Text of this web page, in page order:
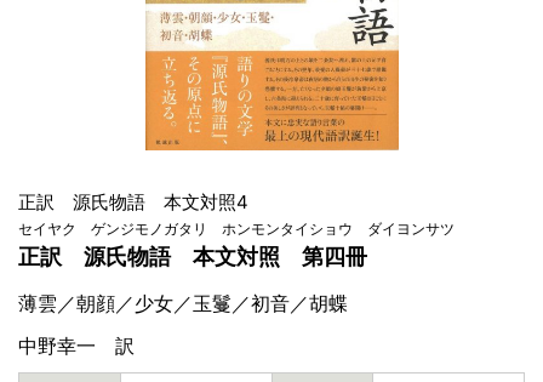
正訳 源氏物語 本文対照4
セイヤク ゲンジモノガタリ ホンモンタイショウ ダイヨンサツ
正訳 源氏物語 本文対照 第四冊
薄雲／朝顔／少女／玉鬘／初音／胡蝶
中野幸一 訳